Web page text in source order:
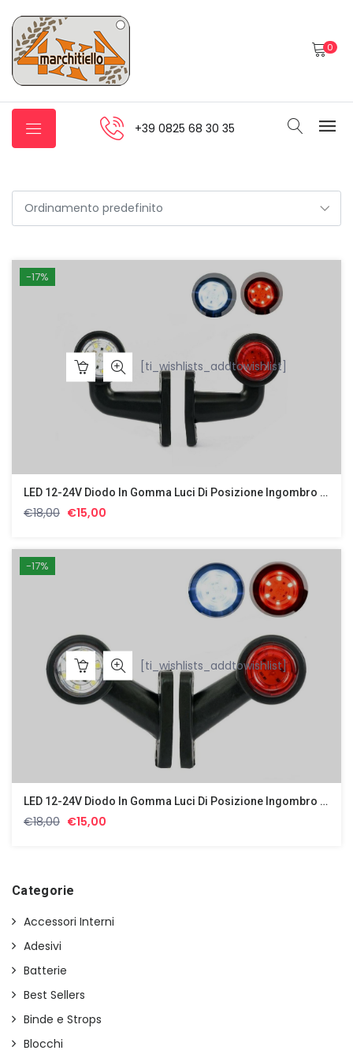
0
+39 0825 68 30 35
-17%
[ti_wishlists_addtowishlist]
LED 12-24V Diodo In Gomma Luci Di Posizione Ingombro Laterali Effetto Neon
€18,00 Il
originale
€15,00
attuale
-17%
[ti_wishlists_addtowishlist]
LED 12-24V Diodo In Gomma Luci Di Posizione Ingombro Laterali Effetto Neon
€18,00 Il
€18,00.
€15,00
Categorie
Accessori Interni
Adesivi
Batterie
Best Sellers
Binde e Strops
Blocchi